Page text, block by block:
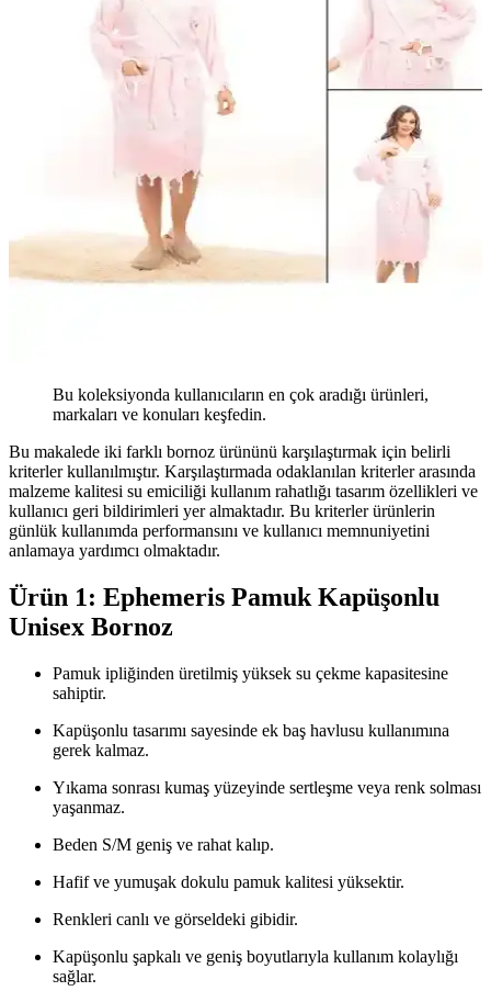
Bu koleksiyonda kullanıcıların en çok aradığı ürünleri,
markaları ve konuları keşfedin.
Bu makalede iki farklı bornoz ürününü karşılaştırmak için belirli
kriterler kullanılmıştır. Karşılaştırmada odaklanılan kriterler arasında
malzeme kalitesi su emiciliği kullanım rahatlığı tasarım özellikleri ve
kullanıcı geri bildirimleri yer almaktadır. Bu kriterler ürünlerin
günlük kullanımda performansını ve kullanıcı memnuniyetini
anlamaya yardımcı olmaktadır.
Ürün 1: Ephemeris Pamuk Kapüşonlu
Unisex Bornoz
Pamuk ipliğinden üretilmiş yüksek su çekme kapasitesine
sahiptir.
Kapüşonlu tasarımı sayesinde ek baş havlusu kullanımına
gerek kalmaz.
Yıkama sonrası kumaş yüzeyinde sertleşme veya renk solması
yaşanmaz.
Beden S/M geniş ve rahat kalıp.
Hafif ve yumuşak dokulu pamuk kalitesi yüksektir.
Renkleri canlı ve görseldeki gibidir.
Kapüşonlu şapkalı ve geniş boyutlarıyla kullanım kolaylığı
sağlar.